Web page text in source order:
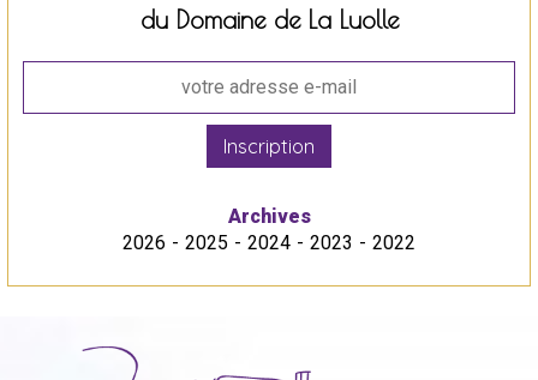
du Domaine de La Luolle
Inscription
Archives
2026
2025 2024 2023 2022